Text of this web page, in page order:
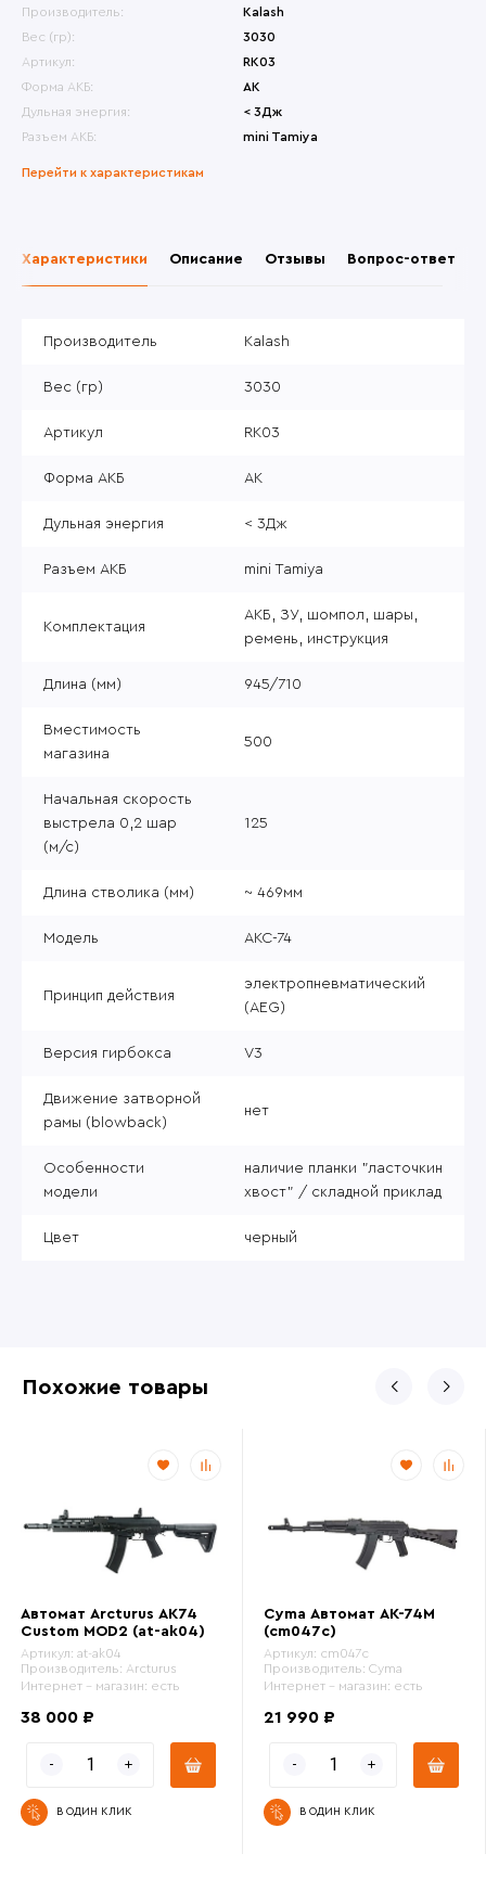
Производитель:
Kalash
Вес (гр):
3030
Артикул:
RK03
Форма АКБ:
АК
Дульная энергия:
< 3Дж
Разъем АКБ:
mini Tamiya
Перейти к характеристикам
Характеристики Описание Отзывы Вопрос-ответ
Производитель Kalash
Вес (гр) 3030
Артикул RK03
Форма АКБ АК
Дульная энергия < 3Дж
Разъем АКБ mini Tamiya
Комплектация
АКБ, ЗУ, шомпол, шары,
ремень, инструкция
Длина (мм) 945/710
Вместимость
магазина
500
Начальная скорость
выстрела 0,2 шар
(м/с)
125
Длина стволика (мм) ~ 469мм
Модель АКС-74
Принцип действия
электропневматический
(AEG)
Версия гирбокса V3
Движение затворной
рамы (blowback)
нет
Особенности
модели
наличие планки "ласточкин
хвост" / складной приклад
Цвет черный
Похожие товары
Автомат Arcturus AK74
Custom MOD2 (at-ak04)
Артикул: at-ak04
Производитель: Arcturus
Интернет - магазин: есть
38 000 ₽
В ОДИН КЛИК
Cyma Автомат АК-74M
(cm047c)
Артикул: cm047c
Производитель: Cyma
Интернет - магазин: есть
21 990 ₽
В ОДИН КЛИК